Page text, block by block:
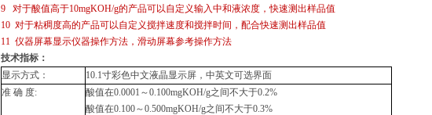
9 对于酸值高于10mgKOH/g的产品可以自定义输入中和液浓度，快速测出样品值
10 对于粘稠度高的产品可以自定义搅拌速度和搅拌时间，配合快速测出样品值
11 仪器屏幕显示仪器操作方法，滑动屏幕参考操作方法
技术指标：
显示方式：
10.1寸彩色中文液晶显示屏，中英文可选界面
准 确 度:
酸值在0.0001～0.100mgKOH/g之间不大于0.2%
酸值在0.100～0.500mgKOH/g之间不大于0.3%